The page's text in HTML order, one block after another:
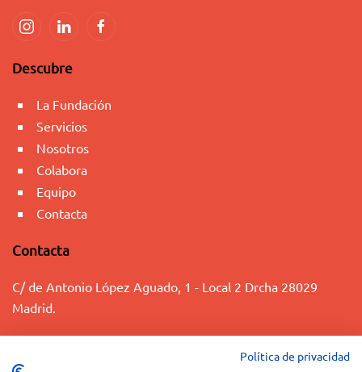
Descubre
La Fundación
Servicios
Nosotros
Colabora
Equipo
Contacta
Contacta
C/ de Antonio López Aguado, 1 - Local 2 Drcha 28029
Madrid.
Política de privacidad